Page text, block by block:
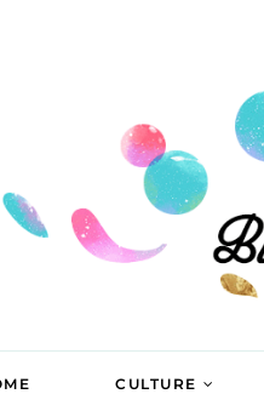
CULTURE